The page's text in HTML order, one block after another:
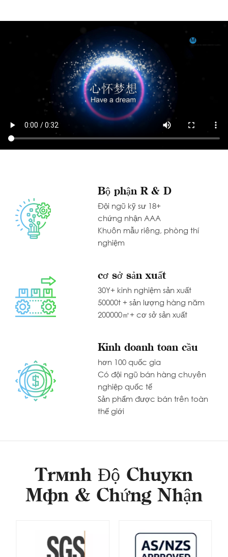
Bộ phận R & D
Đội ngũ kỹ sư 18+
chứng nhận AAA
Khuôn mẫu riêng, phòng thí
nghiệm
cơ sở sản xuất
30Y+ kinh nghiệm sản xuất
50000t + sản lượng hàng năm
200000㎡+ cơ sở sản xuất
Kinh doanh toàn cầu
hơn 100 quốc gia
Có đội ngũ bán hàng chuyên
nghiệp quốc tế
Sản phẩm được bán trên toàn
thế giới
Trình Độ Chuyên
Môn & Chứng Nhận